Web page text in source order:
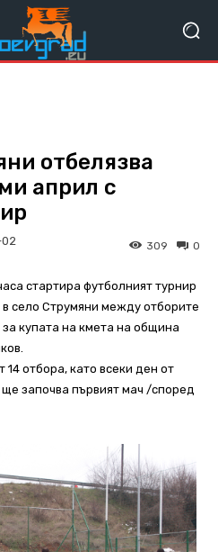
отбелязва
април с
02 0
309
стартира футболният турнир
село Струмяни между отборите
купата на кмета на община
отбора, като всеки ден от
ще започва първият мач /според